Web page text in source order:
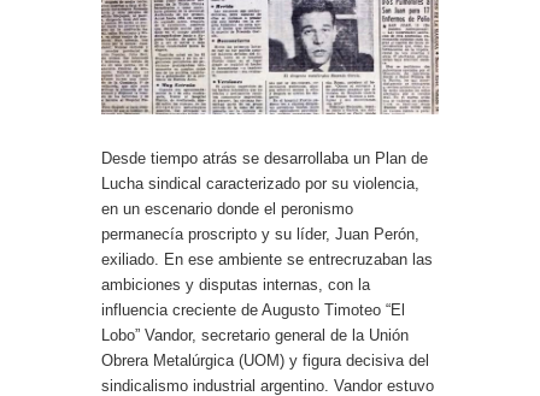
Desde tiempo atrás se desarrollaba un Plan de
Lucha sindical caracterizado por su violencia,
en un escenario donde el peronismo
permanecía proscripto y su líder, Juan Perón,
exiliado. En ese ambiente se entrecruzaban las
ambiciones y disputas internas, con la
influencia creciente de Augusto Timoteo “El
Lobo” Vandor, secretario general de la Unión
Obrera Metalúrgica (UOM) y figura decisiva del
sindicalismo industrial argentino. Vandor estuvo